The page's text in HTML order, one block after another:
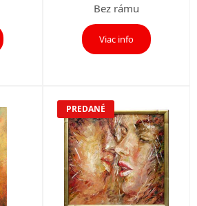
Bez rámu
Viac info
PREDANÉ